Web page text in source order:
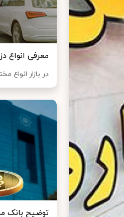
معرفی انواع
در بازار انواع
توضیح بانک